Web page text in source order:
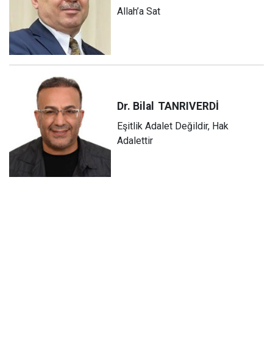
Allah’a Sat
Dr. Bilal TANRIVERDİ
Eşitlik Adalet Değildir, Hak
Adalettir